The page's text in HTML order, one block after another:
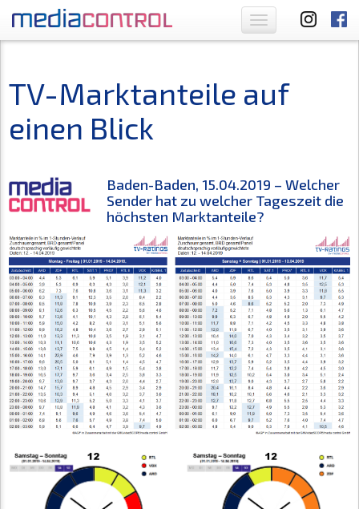
Toggle
navigation
TV-Marktanteile auf
einen Blick
Baden-Baden, 15.04.2019 – Welcher
Sender hat zu welcher Tageszeit die
höchsten Marktanteile?